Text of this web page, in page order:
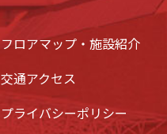
フロアマップ・施設紹介
交通アクセス
プライバシーポリシー